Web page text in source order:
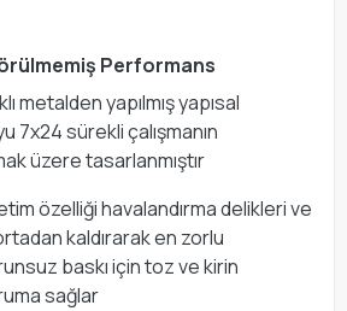
Performans
metalden yapılmış yapısal
7x24 sürekli çalışmanın
üzere tasarlanmıştır
özelliği havalandırma delikleri ve
kaldırarak en zorlu
baskı için toz ve kirin
sağlar